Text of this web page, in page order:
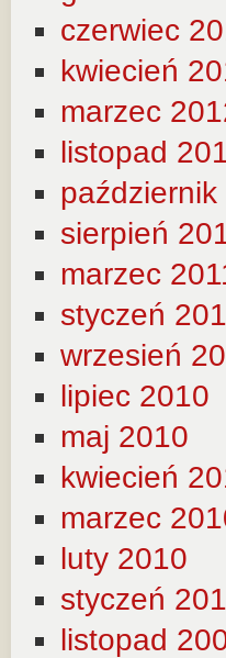
czerwiec
kwiecień
marzec
listopad
październik
sierpień
marzec
styczeń
wrzesień
lipiec 2010
maj 2010
kwiecień
marzec
luty 2010
styczeń
listopad